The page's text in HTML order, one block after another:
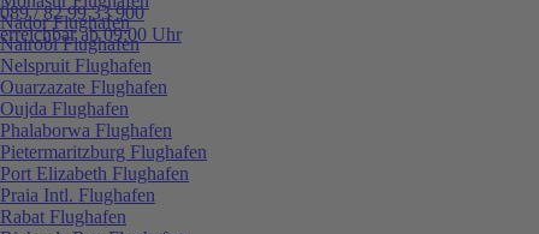
089 / 82 99 33 900
erreichbar ab 09:00 Uhr
Nador Flughafen
Nairobi Flughafen
Nelspruit Flughafen
Ouarzazate Flughafen
Oujda Flughafen
Phalaborwa Flughafen
Pietermaritzburg Flughafen
Port Elizabeth Flughafen
Praia Intl. Flughafen
Rabat Flughafen